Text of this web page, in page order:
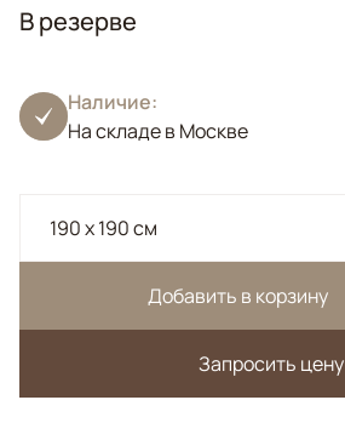
В резерве
Наличие:
На складе в Москве
190 x 190 см
Добавить в корзину
Запросить цену